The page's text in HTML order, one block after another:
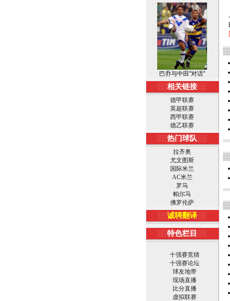
巴乔与中田"对话"
相关链接
德甲联赛
英超联赛
西甲联赛
德乙联赛
热门球队
拉齐奥
尤文图斯
国际米兰
AC米兰
罗马
帕尔马
佛罗伦萨
诚聘翻译
特色栏目
十强赛竞猜
十强赛论坛
球友地带
现场直播
比分直播
虚拟联赛